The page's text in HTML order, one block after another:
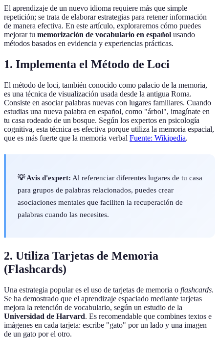
El aprendizaje de un nuevo idioma requiere más que simple
repetición; se trata de elaborar estrategias para retener información
de manera efectiva. En este artículo, exploraremos cómo puedes
mejorar tu memorización de vocabulario en español usando
métodos basados en evidencia y experiencias prácticas.
1. Implementa el Método de Loci
El método de loci, también conocido como palacio de la memoria,
es una técnica de visualización usada desde la antigua Roma.
Consiste en asociar palabras nuevas con lugares familiares. Cuando
estudias una nueva palabra en español, como "árbol", imagínate en
tu casa rodeado de un bosque. Según los expertos en psicología
cognitiva, esta técnica es efectiva porque utiliza la memoria espacial,
que es más fuerte que la memoria verbal Fuente: Wikipedia.
💡 Avis d'expert: Al referenciar diferentes lugares de tu casa
para grupos de palabras relacionados, puedes crear
asociaciones mentales que faciliten la recuperación de
palabras cuando las necesites.
2. Utiliza Tarjetas de Memoria
(Flashcards)
Una estrategia popular es el uso de tarjetas de memoria o flashcards.
Se ha demostrado que el aprendizaje espaciado mediante tarjetas
mejora la retención de vocabulario, según un estudio de la
Universidad de Harvard. Es recomendable que combines textos e
imágenes en cada tarjeta: escribe "gato" por un lado y una imagen
de un gato por el otro.